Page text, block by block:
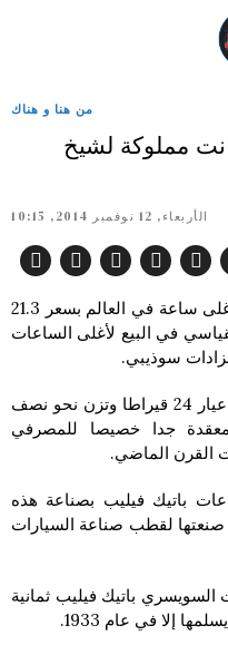
من هنا و هناك
مملوكة لشيخ
الأربعاء, 12 نوفمبر 2014, 10:15
رادار نيوز- بيعت في مزاد في جنيف أغلى ساعة في العالم بسعر 21.3
في البيع لأغلى الساعات
وهي ساعة جيب، من الذهب الخالص عيار 24 قيراطا وتزن نحو نصف
جدا خصيصا للمصرفي
القرن الماضي.
باتيك فيليب بصناعة هذه
صنعتها لقطب صناعة السيارات
باتيك فيليب ثمانية